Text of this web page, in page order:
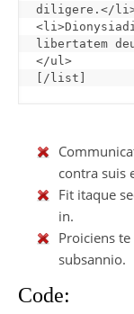
diligere.</
libertatem
[ /list ]
contra suis
Fit itaque
in.
Proiciens
subsannio.
Code: